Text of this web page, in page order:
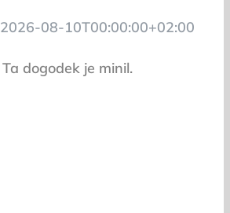
2026-08-10T00:00:00+02:00
Ta dogodek je minil.